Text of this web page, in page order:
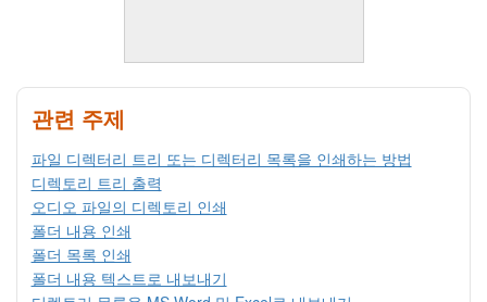
관련 주제
파일 디렉터리 트리 또는 디렉터리 목록을 인쇄하는 방법
디렉토리 트리 출력
오디오 파일의 디렉토리 인쇄
폴더 내용 인쇄
폴더 목록 인쇄
폴더 내용 텍스트로 내보내기